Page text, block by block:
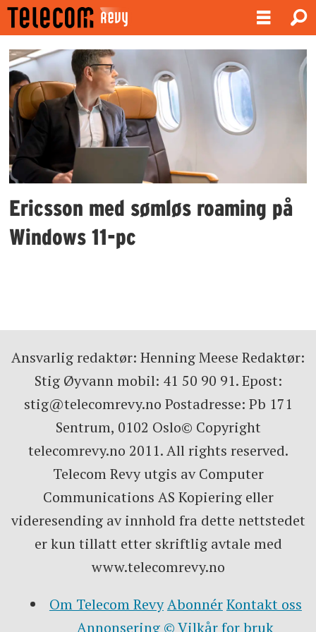
Emne:
microsoft
intune
Ericsson med sømløs roaming på
Windows 11-pc
Ansvarlig redaktør: Henning Meese Redaktør:
Stig Øyvann mobil: 41 50 90 91. Epost:
stig@telecomrevy.no Postadresse: Pb 171
Sentrum, 0102 Oslo© Copyright
telecomrevy.no 2011. All rights reserved.
Telecom Revy utgis av Computer
Communications AS Kopiering eller
videresending av innhold fra dette nettstedet
er kun tillatt etter skriftlig avtale med
www.telecomrevy.no
Om Telecom RevyAbonnérKontakt oss
Annonsering © Vilkår for bruk